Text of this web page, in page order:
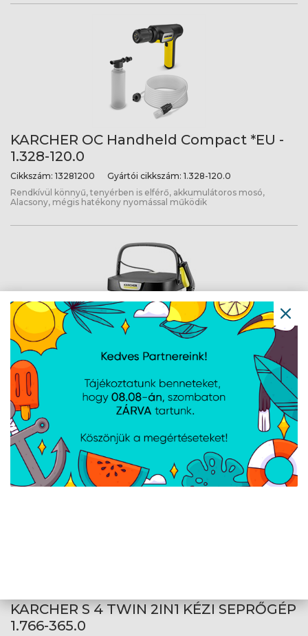
KARCHER OC Handheld Compact *EU -
1.328-120.0
Cikkszám: 13281200 Gyártói cikkszám: 1.328-120.0
Rendkívül könnyű, tenyérben is elférő, akkumulátoros mosó,
Alacsony, mégis hatékony nyomással működik
KARCHER OC3 FOLDABLE
AKKUMULÁTOROS MOBIL KÜLTÉRI
TISZTÍTÓ 1.599-300.0
Cikkszám: Gyártói cikkszám: 1.599-300.0
Nyomástartomány: Alacsony nyomás, Átfolyási sebesség (l/min)max.
2, Akkumulátor típusa: Lítiumion-akkumulátor, Akkumulátor-
menetidő (min)max. 15, Akkumulátor feltöltési ideje (h) 2,25
KARCHER S 4 TWIN 2IN1 KÉZI SEPRŐGÉP
1.766-365.0